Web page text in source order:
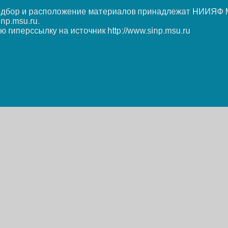
и расположение материалов принадлежат
на источник http://www.sinp.msu.ru